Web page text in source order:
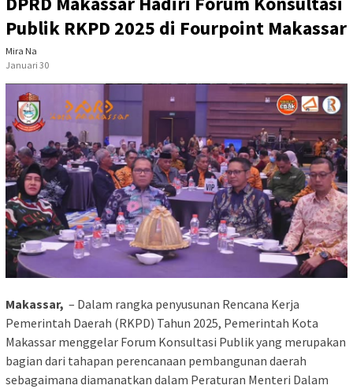
Publik RKPD 2025 di Fourpoint Makassar
Mira Na
Januari 30
Makassar, – Dalam rangka penyusunan Rencana Kerja
Pemerintah Daerah (RKPD) Tahun 2025, Pemerintah Kota
Makassar menggelar Forum Konsultasi Publik yang merupakan
bagian dari tahapan perencanaan pembangunan daerah
sebagaimana diamanatkan dalam Peraturan Menteri Dalam